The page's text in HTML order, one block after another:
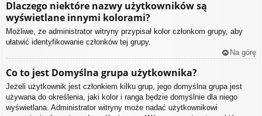
Dlaczego niektóre nazwy użytkowników są
wyświetlane innymi kolorami?
Możliwe, że administrator witryny przypisał kolor członkom grupy, aby
ułatwić identyfikowanie członków tej grupy.
Na górę
Co to jest Domyślna grupa użytkownika?
Jeżeli użytkownik jest członkiem kilku grup, jego domyślna grupa jest
używana do określenia, jaki kolor i ranga będzie domyślnie dla niego
wyświetlana. Administrator witryny może nadać użytkownikowi